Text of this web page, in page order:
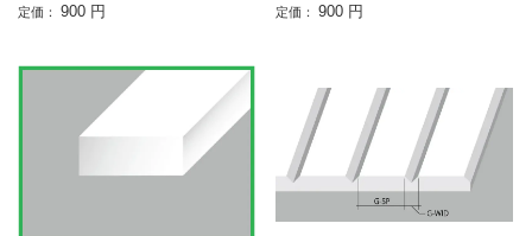
定価： 900 円
定価：900 円